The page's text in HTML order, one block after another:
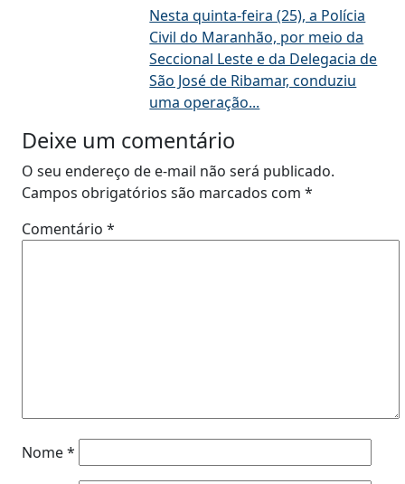
Nesta quinta-feira (25), a Polícia
Civil do Maranhão, por meio da
Seccional Leste e da Delegacia de
São José de Ribamar, conduziu
uma operação...
Deixe um comentário
O seu endereço de e-mail não será publicado.
Campos obrigatórios são marcados com *
Comentário *
Nome*